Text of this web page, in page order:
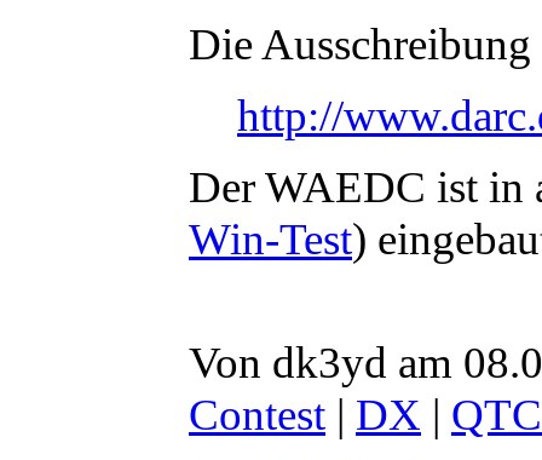
Die
http://
Der WAEDC ist in
Win-Test)
Von dk3yd am
Contest | DX | QTC